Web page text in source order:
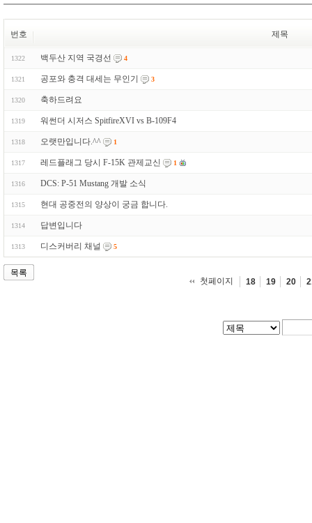
번호 제목
1322 백두산 지역 국경선 4
1321 공포와 충격 대세는 무인기 3
1320 축하드려요
1319 워썬더 시저스 SpitfireXVI vs B-109F4
1318 오랫만입니다.^^ 1
1317 레드플래그 당시 F-15K 관제교신 1
1316 DCS: P-51 Mustang 개발 소식
1315 현대 공중전의 양상이 궁금 합니다.
1314 답변입니다
1313 디스커버리 채널 5
목록
첫페이지
18 19 20